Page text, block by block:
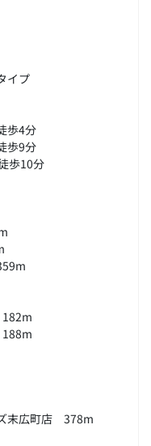
イプ
歩4分
歩9分
歩10分
末広町店 378m